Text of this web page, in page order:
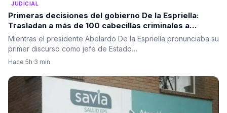
JUDICIAL
Primeras decisiones del gobierno De la Espriella:
Trasladan a más de 100 cabecillas criminales a
cárceles de máxima seguridad
Mientras el presidente Abelardo De la Espriella pronunciaba su
primer discurso como jefe de Estado…
Hace 5h·3 min